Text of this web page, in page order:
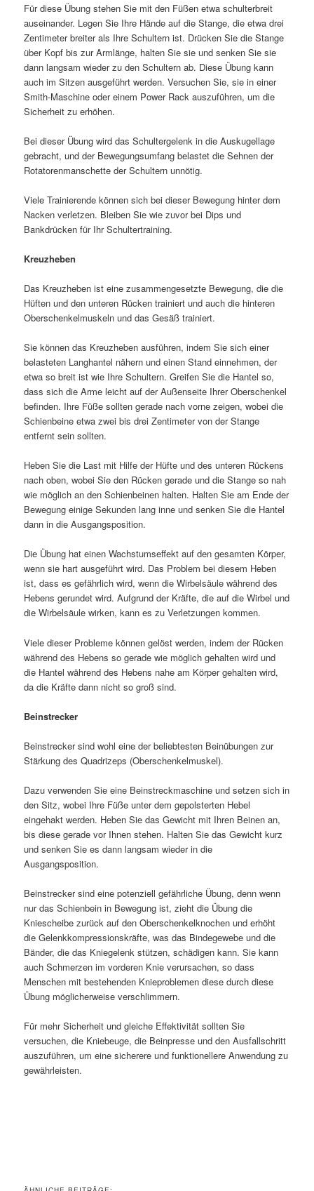
Für diese Übung stehen Sie mit den Füßen etwa schulterbreit
auseinander. Legen Sie Ihre Hände auf die Stange, die etwa drei
Zentimeter breiter als Ihre Schultern ist. Drücken Sie die Stange
über Kopf bis zur Armlänge, halten Sie sie und senken Sie sie
dann langsam wieder zu den Schultern ab. Diese Übung kann
auch im Sitzen ausgeführt werden. Versuchen Sie, sie in einer
Smith-Maschine oder einem Power Rack auszuführen, um die
Sicherheit zu erhöhen.
Bei dieser Übung wird das Schultergelenk in die Auskugellage
gebracht, und der Bewegungsumfang belastet die Sehnen der
Rotatorenmanschette der Schultern unnötig.
Viele Trainierende können sich bei dieser Bewegung hinter dem
Nacken verletzen. Bleiben Sie wie zuvor bei Dips und
Bankdrücken für Ihr Schultertraining.
Kreuzheben
Das Kreuzheben ist eine zusammengesetzte Bewegung, die die
Hüften und den unteren Rücken trainiert und auch die hinteren
Oberschenkelmuskeln und das Gesäß trainiert.
Sie können das Kreuzheben ausführen, indem Sie sich einer
belasteten Langhantel nähern und einen Stand einnehmen, der
etwa so breit ist wie Ihre Schultern. Greifen Sie die Hantel so,
dass sich die Arme leicht auf der Außenseite Ihrer Oberschenkel
befinden. Ihre Füße sollten gerade nach vorne zeigen, wobei die
Schienbeine etwa zwei bis drei Zentimeter von der Stange
entfernt sein sollten.
Heben Sie die Last mit Hilfe der Hüfte und des unteren Rückens
nach oben, wobei Sie den Rücken gerade und die Stange so nah
wie möglich an den Schienbeinen halten. Halten Sie am Ende der
Bewegung einige Sekunden lang inne und senken Sie die Hantel
dann in die Ausgangsposition.
Die Übung hat einen Wachstumseffekt auf den gesamten Körper,
wenn sie hart ausgeführt wird. Das Problem bei diesem Heben
ist, dass es gefährlich wird, wenn die Wirbelsäule während des
Hebens gerundet wird. Aufgrund der Kräfte, die auf die Wirbel und
die Wirbelsäule wirken, kann es zu Verletzungen kommen.
Viele dieser Probleme können gelöst werden, indem der Rücken
während des Hebens so gerade wie möglich gehalten wird und
die Hantel während des Hebens nahe am Körper gehalten wird,
da die Kräfte dann nicht so groß sind.
Beinstrecker
Beinstrecker sind wohl eine der beliebtesten Beinübungen zur
Stärkung des Quadrizeps (Oberschenkelmuskel).
Dazu verwenden Sie eine Beinstreckmaschine und setzen sich in
den Sitz, wobei Ihre Füße unter dem gepolsterten Hebel
eingehakt werden. Heben Sie das Gewicht mit Ihren Beinen an,
bis diese gerade vor Ihnen stehen. Halten Sie das Gewicht kurz
und senken Sie es dann langsam wieder in die
Ausgangsposition.
Beinstrecker sind eine potenziell gefährliche Übung, denn wenn
nur das Schienbein in Bewegung ist, zieht die Übung die
Kniescheibe zurück auf den Oberschenkelknochen und erhöht
die Gelenkkompressionskräfte, was das Bindegewebe und die
Bänder, die das Kniegelenk stützen, schädigen kann. Sie kann
auch Schmerzen im vorderen Knie verursachen, so dass
Menschen mit bestehenden Knieproblemen diese durch diese
Übung möglicherweise verschlimmern.
Für mehr Sicherheit und gleiche Effektivität sollten Sie
versuchen, die Kniebeuge, die Beinpresse und den Ausfallschritt
auszuführen, um eine sicherere und funktionellere Anwendung zu
gewährleisten.